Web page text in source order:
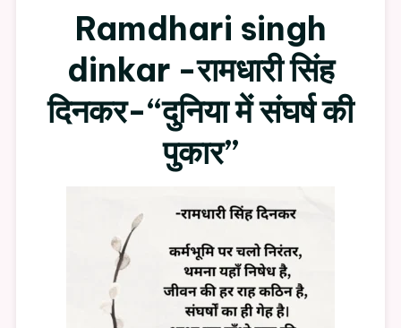
Singh
Ramdhari singh
dinkar -रामधारी सिंह
दिनकर-“दुनिया में संघर्ष की
पुकार”